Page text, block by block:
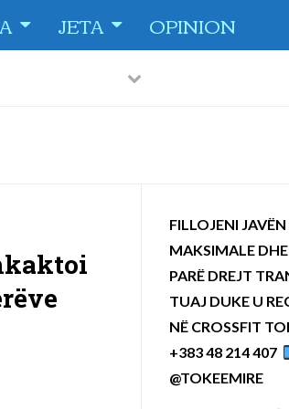
JETA OPINION
PreviousNext
FILLOJENI JAVËN
MAKSIMALE
PARË DREJT
TUAJ DUKE U
NË CROSSFIT
+383 48 214 407
@TOKEEMIRE